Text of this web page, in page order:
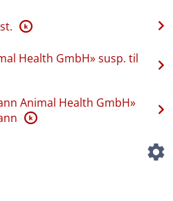
K
Health GmbH» susp. til
Animal Health GmbH»
K